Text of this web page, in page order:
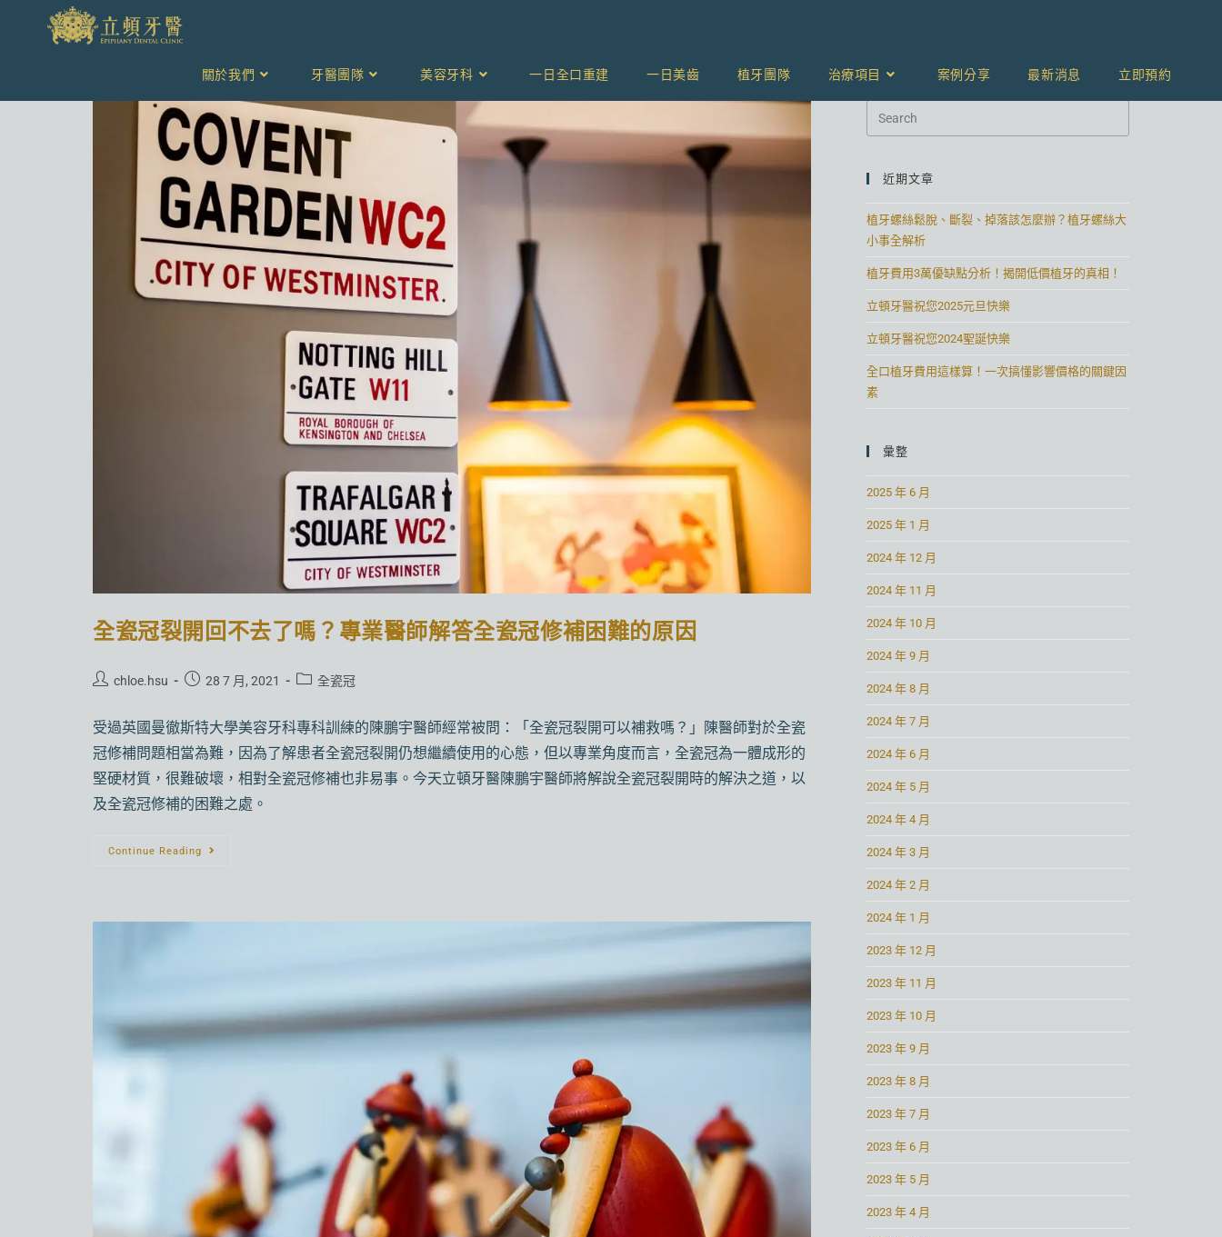
關於我們 牙醫團隊 美容牙科 一日全口重建 一日美齒 植牙團隊 治療項目 案例分享 最新消息 立即預約
全瓷冠裂開回不去了嗎？專業醫師解答全瓷冠修補困難的原因
chloe.hsu 28 7 月, 2021 全瓷冠
受過英國曼徹斯特大學美容牙科專科訓練的陳鵬宇醫師經常被問：「全瓷冠裂開可以補救嗎？」陳醫師對於全瓷
冠修補問題相當為難，因為了解患者全瓷冠裂開仍想繼續使用的心態，但以專業角度而言，全瓷冠為一體成形的
堅硬材質，很難破壞，相對全瓷冠修補也非易事。今天立頓牙醫陳鵬宇醫師將解說全瓷冠裂開時的解決之道，以
及全瓷冠修補的困難之處。
Continue Reading
近期文章
植牙螺絲鬆脫、斷裂、掉落該怎麼辦？植牙螺絲大
小事全解析
植牙費用3萬優缺點分析！揭開低價植牙的真相！
立頓牙醫祝您2025元旦快樂
立頓牙醫祝您2024聖誕快樂
全口植牙費用這樣算！一次搞懂影響價格的關鍵因
素
彙整
2025 年 6 月
2025 年 1 月
2024 年 12 月
2024 年 11 月
2024 年 10 月
2024 年 9 月
2024 年 8 月
2024 年 7 月
2024 年 6 月
2024 年 5 月
2024 年 4 月
2024 年 3 月
2024 年 2 月
2024 年 1 月
2023 年 12 月
2023 年 11 月
2023 年 10 月
2023 年 9 月
2023 年 8 月
2023 年 7 月
2023 年 6 月
2023 年 5 月
2023 年 4 月